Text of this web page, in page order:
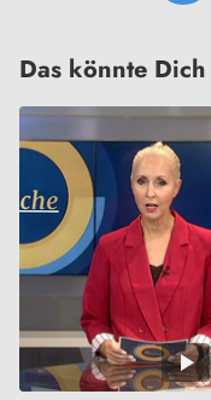
Das könnte